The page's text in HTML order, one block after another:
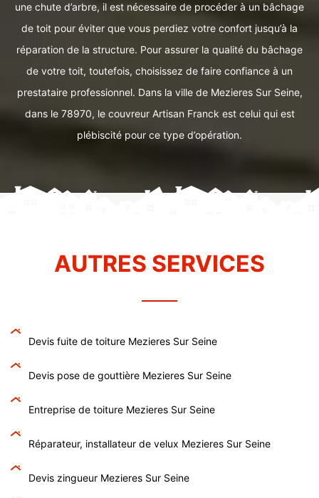
une chute d’arbre, il est nécessaire de procéder à un bâchage
de toit pour éviter que vous perdiez votre confort jusqu’à la
réparation de la structure. Pour assurer la qualité du bâchage
de votre toit, toutefois, choisissez de faire confiance à un
prestataire professionnel. Dans la ville de Mezieres Sur Seine,
dans le 78970, le couvreur Artisan Franck est celui qui est
plébiscité pour ce type d’opération.
AUTRES SERVICES
Devis fuite de toiture Mezieres Sur Seine
Devis pose de gouttière Mezieres Sur Seine
Entreprise de toiture Mezieres Sur Seine
Réparateur, installateur de velux Mezieres Sur Seine
Devis zingueur Mezieres Sur Seine